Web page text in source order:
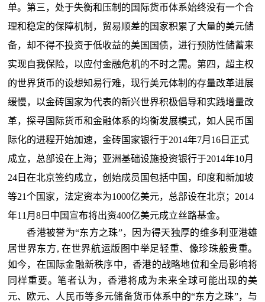
单。第三，处于失衡和压制的国际货币体系始终没有一个合
理和稳定的保障机制，贸易顺差的国家积累了大量的美元储
备，却不得不投资于低收益的美国国债，进行预防性储蓄来
实现自我保险，以应付金融危机的不时之需。第四，超主权
的世界货币的设想知易行难，现行美元体制的存量改革进展
缓慢，以金砖国家为代表的新兴世界积极倡导和实践增量改
革，探寻国际货币和金融体系的均衡发展模式，如人民币国
际化的进程开始加速，金砖国家银行于2014年7月16日正式
成立，总部设在上海；亚洲基础设施投资银行于2014年10月
24日在北京签约成立，创始成员国包括中国，印度和新加坡
等21个国家，法定资本为1000亿美元，总部设在北京；2014
年11月8日中国宣布将出资400亿美元成立丝路基金。
香港被誉为“东方之珠”，因为得天独厚的维多利亚港雄
居世界东方, 在世界航运版图中举足轻重、像珍珠般贵重。
如今，在国际金融新秩序中，香港的战略地位和全局影响将
同样重要。笔者认为，香港将成为未来全球可能出现的美
元、欧元、人民币等多元储备货币体系中的“东方之珠”，与